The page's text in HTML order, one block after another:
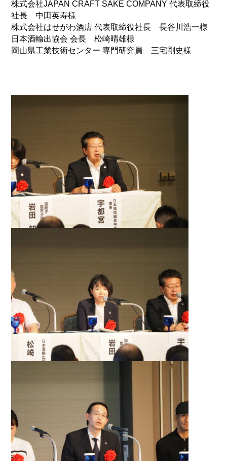
株式会社JAPAN CRAFT SAKE COMPANY 代表取締役
社長 中田英寿様
株式会社はせがわ酒店 代表取締役社長 長谷川浩一様
日本酒輸出協会 会長 松崎晴雄様
岡山県工業技術センター 専門研究員 三宅剛史様